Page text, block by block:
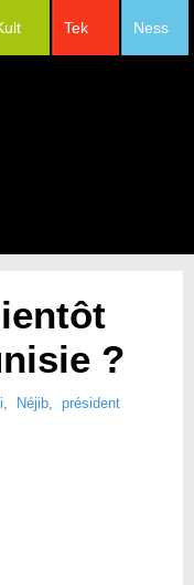
Ness
Tek
?
, Néjib, président